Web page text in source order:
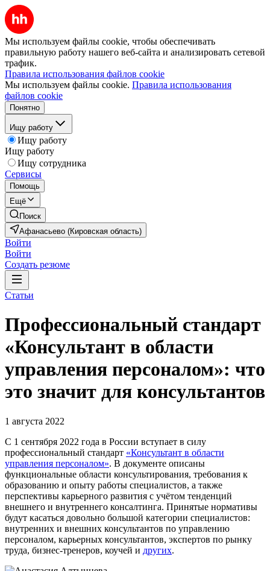
Мы используем файлы cookie, чтобы обеспечивать
правильную работу нашего веб-сайта и анализировать сетевой
трафик.
Правила использования файлов cookie
Мы используем файлы cookie. Правила использования
файлов cookie
Понятно
Ищу работу
Ищу работу
Ищу работу
Ищу сотрудника
Сервисы
Помощь
Ещё
Поиск
Афанасьево (Кировская область)
Войти
Войти
Создать резюме
Статьи
Профессиональный стандарт
«Консультант в области
управления персоналом»: что
это значит для консультантов
1 августа 2022
С 1 сентября 2022 года в России вступает в силу
профессиональный стандарт «Консультант в области
управления персоналом». В документе описаны
функциональные области консультирования, требования к
образованию и опыту работы специалистов, а также
перспективы карьерного развития с учётом тенденций
внешнего и внутреннего консалтинга. Принятые нормативы
будут касаться довольно большой категории специалистов:
внутренних и внешних консультантов по управлению
персоналом, карьерных консультантов, экспертов по рынку
труда, бизнес-тренеров, коучей и других.